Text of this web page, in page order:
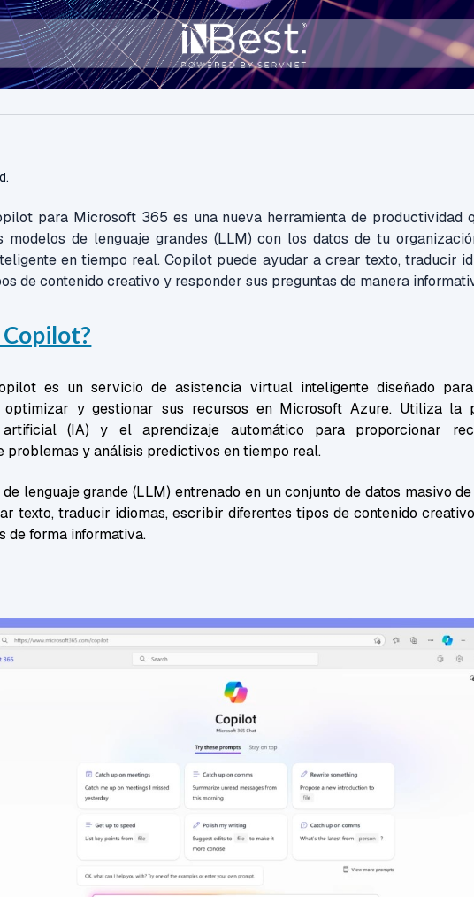
para Microsoft 365 es una nueva herramienta de productividad
modelos de lenguaje grandes (LLM) con los datos de tu
en tiempo real. Copilot puede ayudar a crear texto, traducir
de contenido creativo y responder sus preguntas de manera
Copilot?
es un servicio de asistencia virtual inteligente diseñado
optimizar y gestionar sus recursos en Microsoft Azure. Utiliza la
(IA) y el aprendizaje automático para proporcionar
problemas y análisis predictivos en tiempo real.
lenguaje grande (LLM) entrenado en un conjunto de datos masivo
texto, traducir idiomas, escribir diferentes tipos de contenido
de forma informativa.